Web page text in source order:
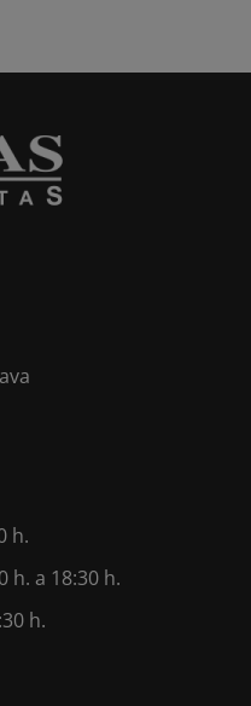
h.
h. a 18:30 h.
h.